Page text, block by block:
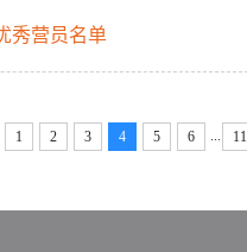
秀营员名单
1 2 3 4 5 6 11